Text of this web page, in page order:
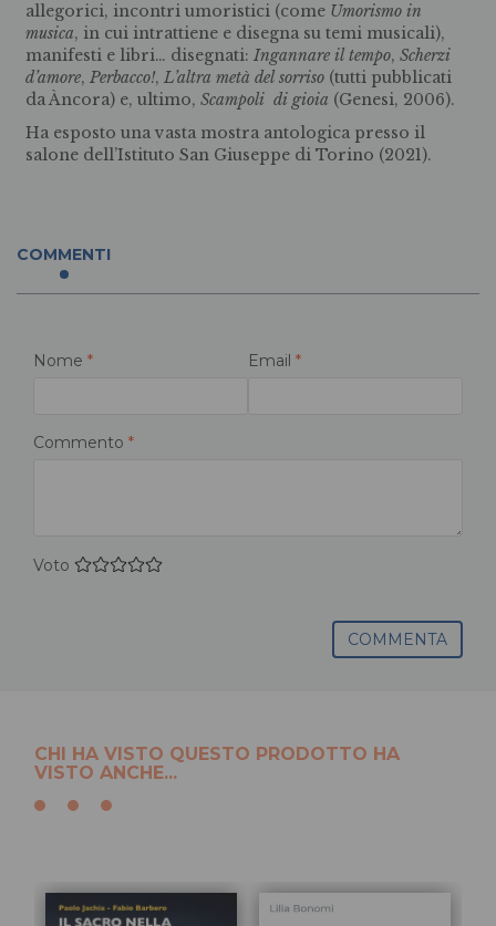
allegorici, incontri umoristici (come Umorismo in
musica, in cui intrattiene e disegna su temi musicali),
manifesti e libri… disegnati: Ingannare il tempo, Scherzi
d’amore, Perbacco!, L’altra metà del sorriso (tutti pubblicati
da Àncora) e, ultimo, Scampoli di gioia (Genesi, 2006).
Ha esposto una vasta mostra antologica presso il
salone dell’Istituto San Giuseppe di Torino (2021).
COMMENTI
Nome * Email *
Commento *
Voto
COMMENTA
CHI HA VISTO QUESTO PRODOTTO HA
VISTO ANCHE...